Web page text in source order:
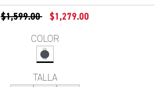
PRECIO REDUCIDO DE
$1,599.00A $1,279.00
COLOR
TALLA